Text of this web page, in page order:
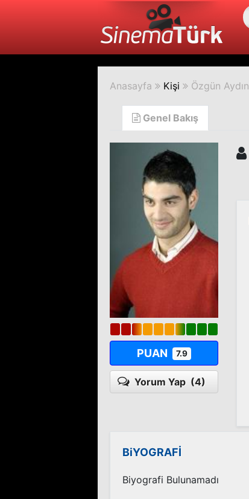
Anasayfa Kişi Özgün Aydın
Genel Bakış
PUAN 7.9
Yorum Yap (4)
BiYOGRAFİ
Biyografi Bulunamadı